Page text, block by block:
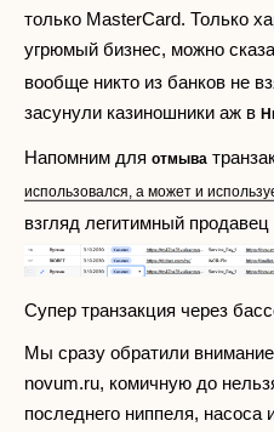
только MasterCard. Только
угрюмый бизнес, можно
вообще никто из банков не
засунули казиношники аж в
Напомним для отмыва
использовался, а может и
взгляд легитимный
Супер транзакция через
Мы сразу обратили
novum.ru, комичную до
последнего ниппеля, насоса